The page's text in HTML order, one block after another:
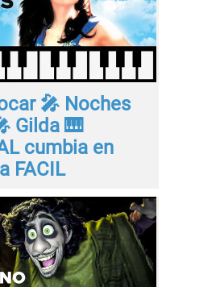
🎤 Noches
Gilda 🎹
cumbia en
FACIL